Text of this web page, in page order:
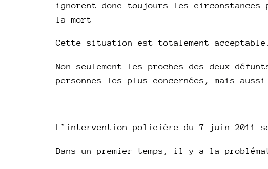
ignorent donc toujours les circonstances
la mort
Cette situation est totalement acceptable.
Non seulement les proches des deux
personnes les plus concernées, mais
L’intervention policière du 7 juin 2011
Dans un premier temps, il y a la